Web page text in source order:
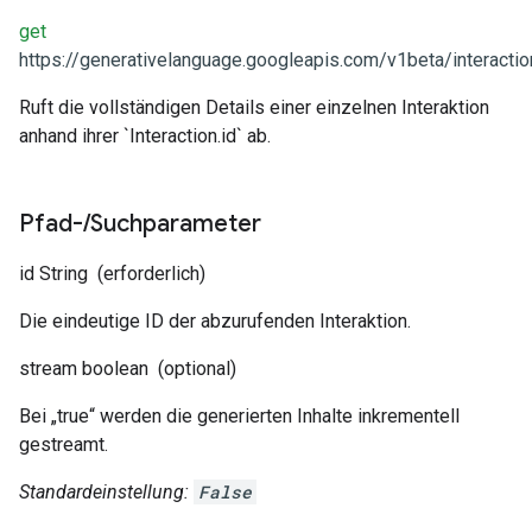
get
https://generativelanguage.googleapis.com/v1beta/
Ruft die vollständigen Details einer einzelnen Interaktion
anhand ihrer `Interaction.id` ab.
Pfad-/Suchparameter
id String (erforderlich)
Die eindeutige ID der abzurufenden Interaktion.
stream boolean (optional)
Bei „true“ werden die generierten Inhalte inkrementell
gestreamt.
Standardeinstellung: False